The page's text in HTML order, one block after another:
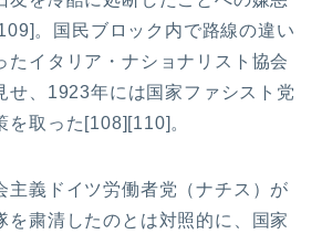
。国民ブロック内で路線の違い
たイタリア・ナショナリスト協会
せ、1923年には国家ファシスト党
を取った[108][110]。
主義ドイツ労働者党（ナチス）が
を粛清したのとは対照的に、国家